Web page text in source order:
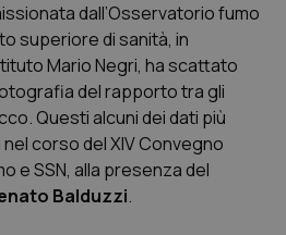
dall’Osservatorio fumo
superiore di sanità, in
Mario Negri, ha scattato
del rapporto tra gli
Questi alcuni dei dati più
corso del XIV Convegno
e SSN, alla presenza del
Balduzzi.